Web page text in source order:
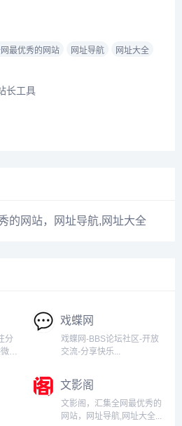
最优秀的网站 网址导航 网址大全
长工具
的 网站， 网址导航,网址大全
分
信
级
微
广
戏蝶网
戏蝶网-BBS论坛社区-开放
交流-分享快乐...
文影阁
文影阁，汇集全网最优秀的
网站，网址导航,网址大全...